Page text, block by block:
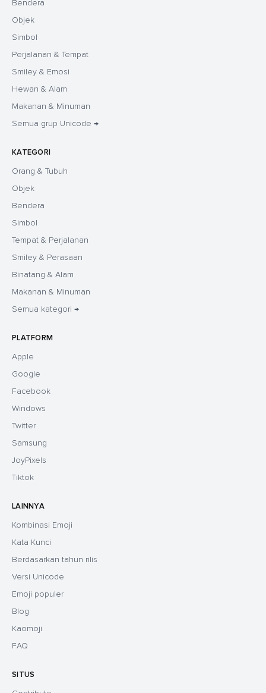
Bendera
Objek
Simbol
Perjalanan & Tempat
Smiley & Emosi
Hewan & Alam
Makanan & Minuman
Semua grup Unicode →
KATEGORI
Orang & Tubuh
Objek
Bendera
Simbol
Tempat & Perjalanan
Smiley & Perasaan
Binatang & Alam
Makanan & Minuman
Semua kategori →
PLATFORM
Apple
Google
Facebook
Windows
Twitter
Samsung
JoyPixels
Tiktok
LAINNYA
Kombinasi Emoji
Kata Kunci
Berdasarkan tahun rilis
Versi Unicode
Emoji populer
Blog
Kaomoji
FAQ
SITUS